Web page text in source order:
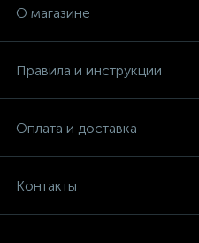
О магазине
Правила и инструкции
Оплата и доставка
Контакты